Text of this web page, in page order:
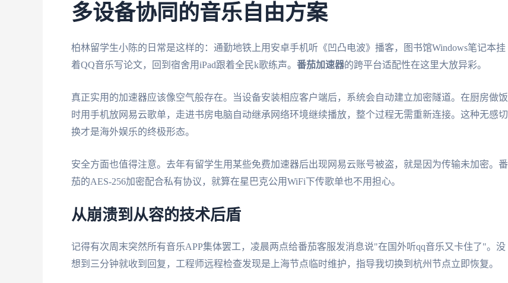
多设备协同的音乐自由方案
柏林留学生小陈的日常是这样的：通勤地铁上用安卓手机听《凹凸电波》播客，图书馆Windows笔记本挂
着QQ音乐写论文，回到宿舍用iPad跟着全民k歌练声。 番茄加速器的跨平台适配性在这里大放异彩。
真正实用的加速器应该像空气般存在。当设备安装相应客户端后，系统会自动建立加密隧道。在厨房做饭
时用手机放网易云歌单，走进书房电脑自动继承网络环境继续播放，整个过程无需重新连接。这种无感切
换才是海外娱乐的终极形态。
安全方面也值得注意。去年有留学生用某些免费加速器后出现网易云账号被盗，就是因为传输未加密。番
茄的AES-256加密配合私有协议，就算在星巴克公用WiFi下传歌单也不用担心。
从崩溃到从容的技术后盾
记得有次周末突然所有音乐APP集体罢工，凌晨两点给番茄客服发消息说"在国外听qq音乐又卡住了"。没
想到三分钟就收到回复，工程师远程检查发现是上海节点临时维护，指导我切换到杭州节点立即恢复。